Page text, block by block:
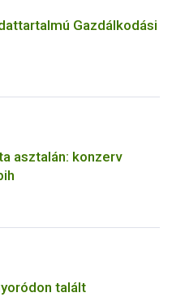
Gazdálkodási
asztalán: konzerv
talált